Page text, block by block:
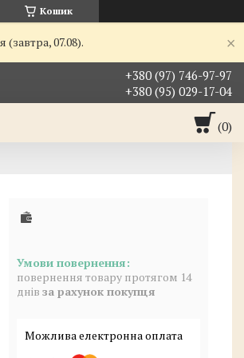
Кошик
07.08).
+380 (97) 746-97-97
+380 (95) 029-17-04
повернення товару протягом 14
днів за рахунок покупця